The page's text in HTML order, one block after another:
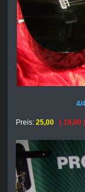
4/
Preis: 25,00 ( 19,00 )